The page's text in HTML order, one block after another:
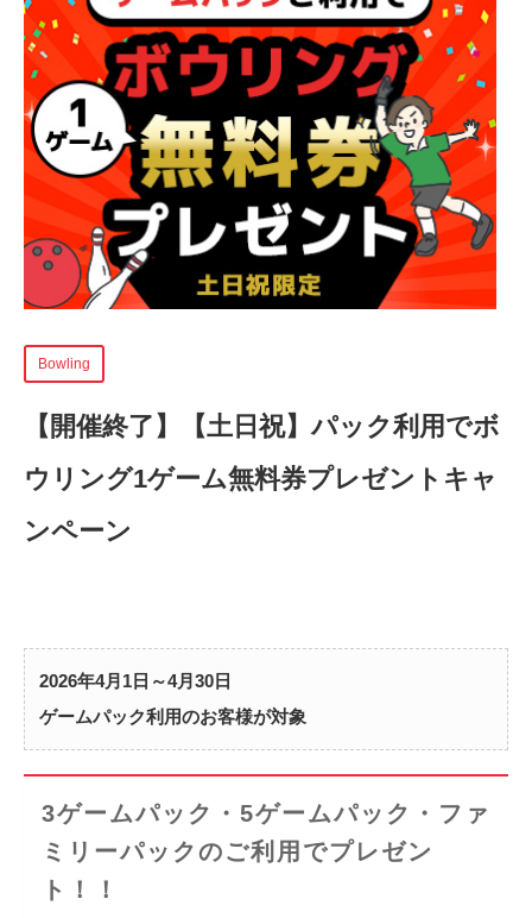
Bowling
【開催終了】
【土日祝】パック利用でボ
ウリング1ゲーム無料券プレゼントキャ
ンペーン
2026年4月1日～4月30日
ゲームパック利用のお客様が対象
3ゲームパック・5ゲームパック・ファ
ミリーパックのご利用でプレゼン
ト！！